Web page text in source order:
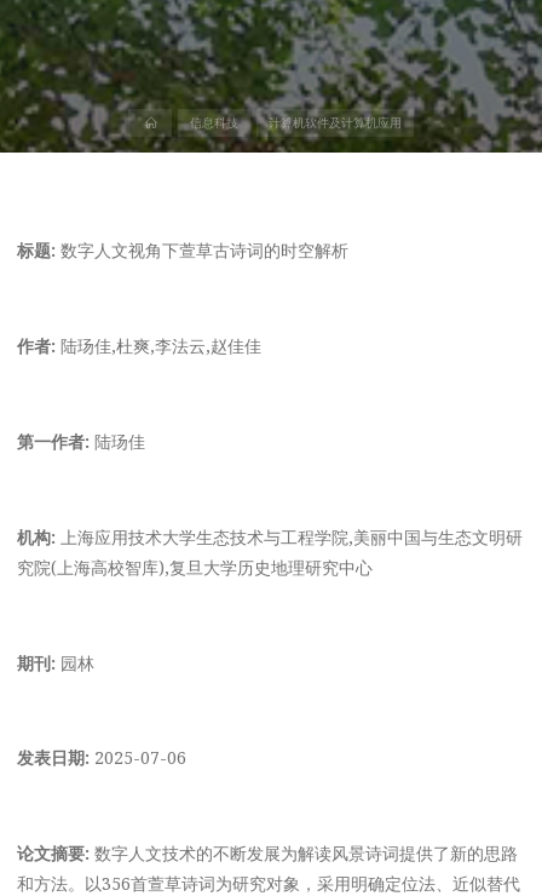
页
信息科技 计算机软件及计算机应用
标题: 数字人文视角下萱草古诗词的时空解析
作者: 陆玚佳,杜爽,李法云,赵佳佳
第一作者: 陆玚佳
机构: 上海应用技术大学生态技术与工程学院,美丽中国与生态文明研
究院(上海高校智库),复旦大学历史地理研究中心
期刊: 园林
发表日期: 2025-07-06
论文摘要: 数字人文技术的不断发展为解读风景诗词提供了新的思路
和方法。以356首萱草诗词为研究对象，采用明确定位法、近似替代